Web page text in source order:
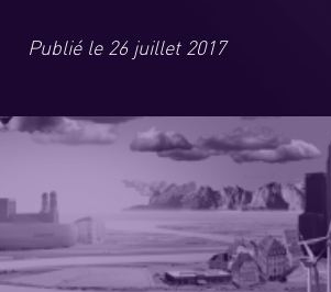
Publié le 26 juillet 2017